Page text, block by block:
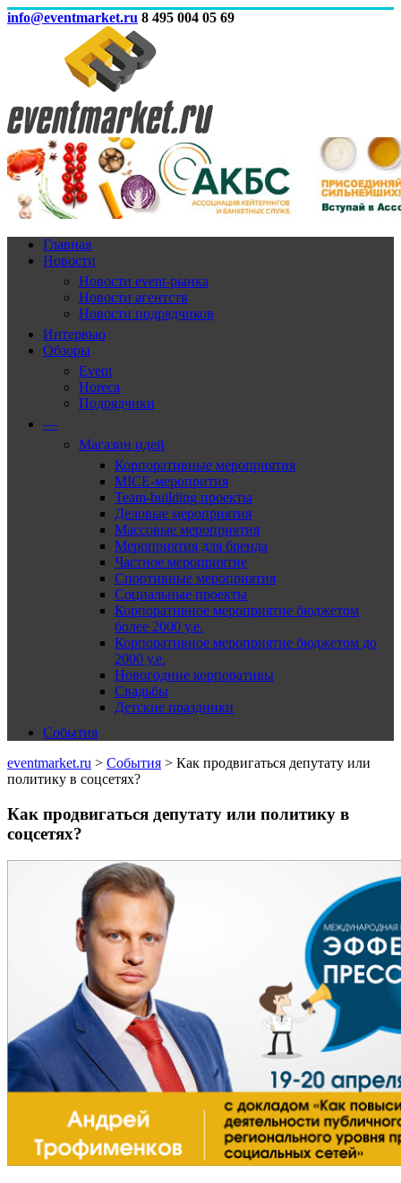
info@eventmarket.ru 8 495 004 05 69
Главная
Новости
Новости event-рынка
Новости агентств
Новости подрядчиков
Интервью
Обзоры
Event
Horeca
Подрядчики
—
Магазин идей
Корпоративные мероприятия
MICE-меропрития
Team-building проекты
Деловые мероприятия
Массовые мероприятия
Мероприятия для бренда
Частное мероприятие
Спортивные мероприятия
Социальные проекты
Корпоративное мероприятие бюджетом
более 2000 у.е.
Корпоративное мероприятие бюджетом до
2000 у.е.
Новогодние корпоративы
Свадьбы
Детские праздники
События
eventmarket.ru > События > Как продвигаться депутату или
политику в соцсетях?
Как продвигаться депутату или политику в
соцсетях?